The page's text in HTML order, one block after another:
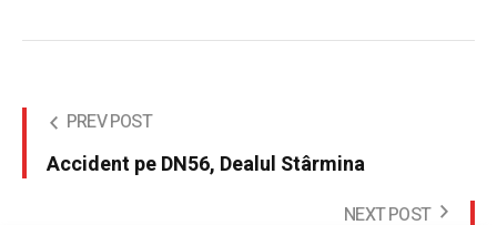
PREV POST
Accident pe DN56, Dealul Stârmina
NEXT POST